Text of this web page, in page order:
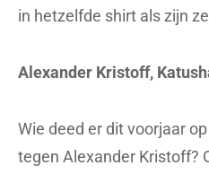
in hetzelfde shirt als zijn
Alexander Kristoff,
Wie deed er dit voorjaar
tegen Alexander Kristoff?